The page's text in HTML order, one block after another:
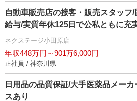
自動車販売店の接客・販売スタッフ
給与/実質年休125日で公私ともに充
ネクステージ小田原店
年収448万円～901万6,000円
正社員 / 神奈川県
日用品の品質保証/大手医薬品メー
スあり